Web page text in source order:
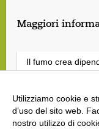
Maggiori
Il fumo crea
Utilizziamo cookie e
d’uso del sito web.
nostro utilizzo di